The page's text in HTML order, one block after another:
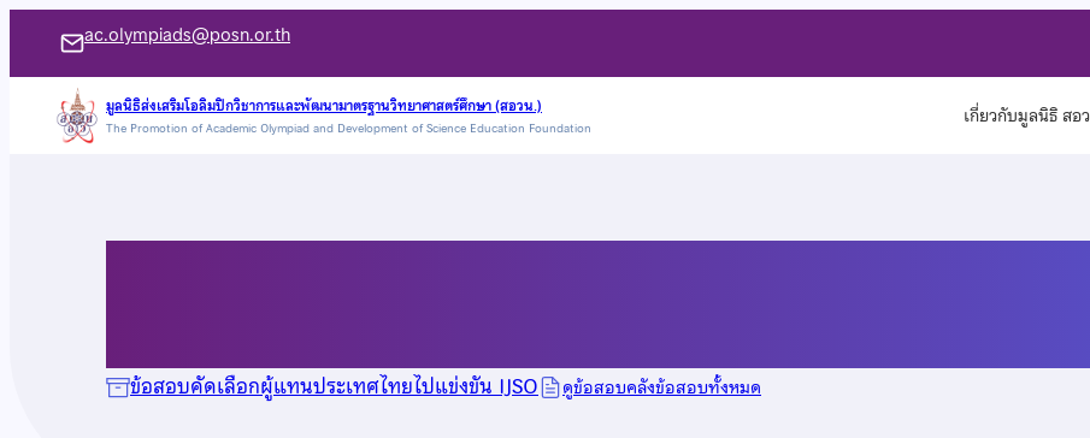
เนื้อหา
ac.olympiads@posn.or.th
มูลนิธิส่งเสริมโอลิมปิกวิชาการและพัฒนามาตรฐานวิทยาศาสตร์ศึกษา (สอวน.)
The Promotion of Academic Olympiad and Development of Science Education Foundation เกี่ยวกับมูลนิธิ สอ
ข้อสอบคัดเลือกผู้แทนประเทศไทยไปแข่งขัน IJSO ดูข้อสอบคลังข้อสอบทั้งหมด